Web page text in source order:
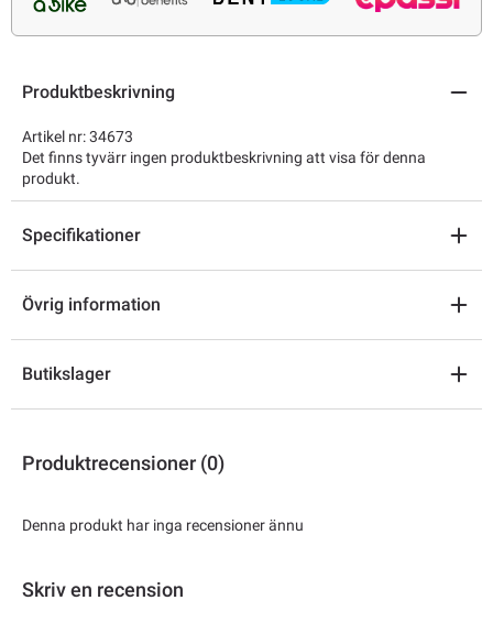
Produktbeskrivning
Artikel nr: 34673
Det finns tyvärr ingen produktbeskrivning att visa för denna
produkt.
Specifikationer
Övrig information
Butikslager
Produktrecensioner (0)
Denna produkt har inga recensioner ännu
Skriv en recension